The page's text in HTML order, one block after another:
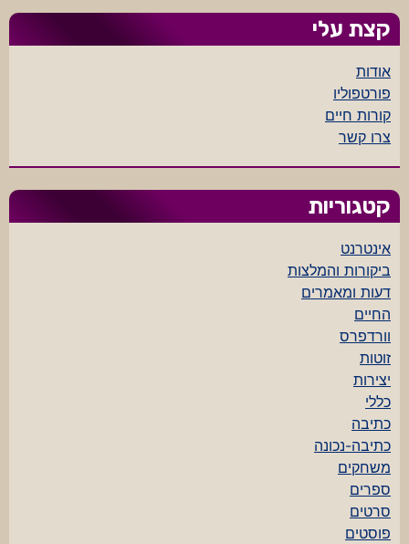
קצת עלי
אודות
פורטפוליו
קורות חיים
צרו קשר
קטגוריות
אינטרנט
ביקורות והמלצות
דעות ומאמרים
החיים
וורדפרס
זוטות
יצירות
כללי
כתיבה
כתיבה-נכונה
משחקים
ספרים
סרטים
פוסטים